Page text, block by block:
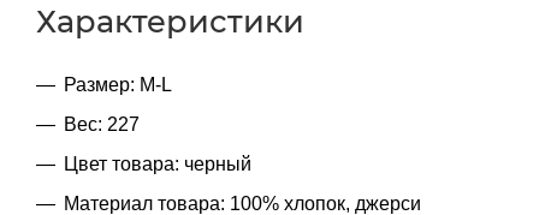
Характеристики
Размер: M-L
Вес: 227
Цвет товара: черный
Материал товара: 100% хлопок, джерси